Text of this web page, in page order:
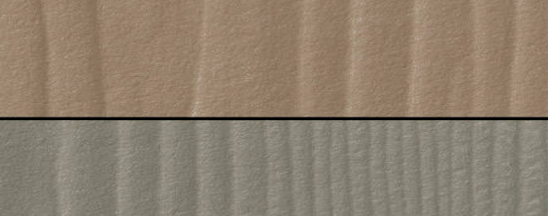
Swisspearl Nobilis
Swisspearl Planea
Swisspearl Zenor
Swisspearl Reflex
Swisspearl Vintago
Swisspearl Carat
Swisspearl Patina Original NXT
Swisspearl Patina Rough NXT
Swisspearl Patina Inline NXT
Swisspearl Patina Structure NXT